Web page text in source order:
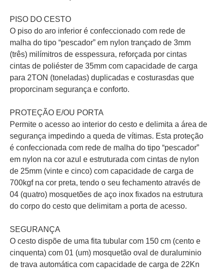
PISO DO CESTO
O piso do aro inferior é confeccionado com rede de
malha do tipo “pescador” em nylon trançado de 3mm
(três) milímitros de esspessura, reforçada por cintas
cintas de poliéster de 35mm com capacidade de carga
para 2TON (toneladas) duplicadas e costurasdas que
proporcinam segurança e conforto.
PROTEÇÃO E/OU PORTA
Permite o acesso ao interior do cesto e delimita a área de
segurança impedindo a queda de vítimas. Esta proteção
é confeccionada com rede de malha do tipo “pescador”
em nylon na cor azul e estruturada com cintas de nylon
de 25mm (vinte e cinco) com capacidade de carga de
700kgf na cor preta, tendo o seu fechamento através de
04 (quatro) mosquetões de aço inox fixados na estrutura
do corpo do cesto que delimitam a porta de acesso.
SEGURANÇA
O cesto dispõe de uma fita tubular com 150 cm (cento e
cinquenta) com 01 (um) mosquetão oval de duraluminio
de trava automática com capacidade de carga de 22Kn